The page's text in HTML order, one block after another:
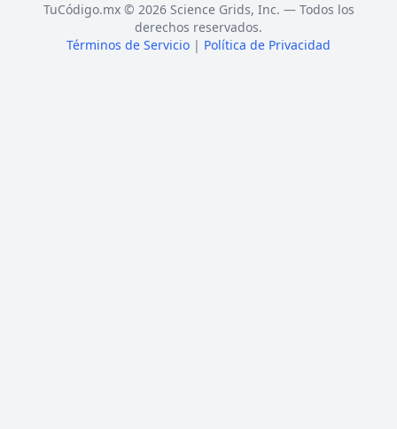
TuCódigo.mx © 2026 Science Grids, Inc. — Todos los
derechos reservados.
Términos de Servicio | Política de Privacidad